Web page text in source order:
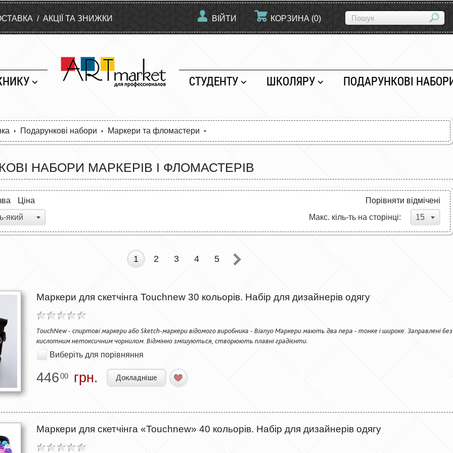
/ АКЦІЇ ТА ЗНИЖКИ ВІЙТИ КОРЗИНА (0)
СТУДЕНТУ ШКОЛЯРУ ПОДАРУНКОВІ
Подарункові набори Маркери та фломастери
НАБОРИ МАРКЕРІВ І ФЛОМАСТЕРІВ
Ціна
який
Порівняти відмічені
Макс. кіль-ть на сторінці:
15
1 2 3 4 5
Маркери для скетчінга Touchnew 30 кольорів. Набір для дизайнерів одягу
TouchNew - спиртові маркери або Sketch-маркери відомого виробника - Bianyo Маркери мають два пера - тонке і широке. Заправлені без
кислотним нетоксичним чорнилом. Відмінно змішуються, створюють плавні градієнти.
Виберіть для порівняння
44600 грн. Докладніше
Маркери для скетчінга «Touchnew» 40 кольорів. Набір для дизайнерів одягу